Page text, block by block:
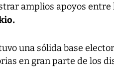
amplios apoyos
una sólida base
en gran parte de los